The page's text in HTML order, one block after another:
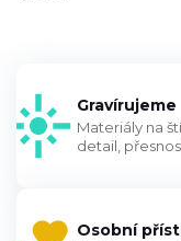
Gravírujeme
Materiály na
detail,
Osobní